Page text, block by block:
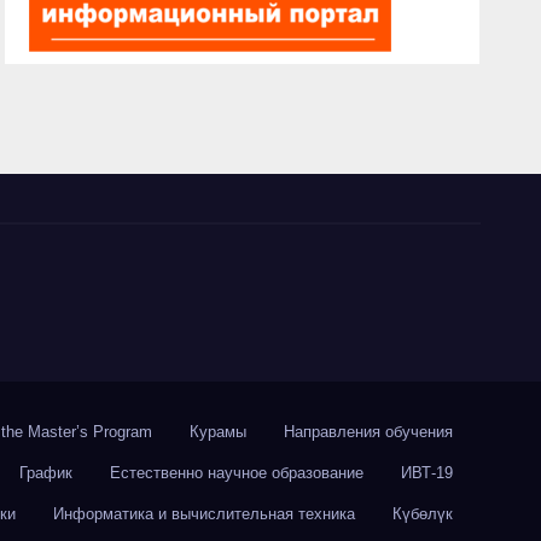
Master’s Program Курамы Направления обучения
График Естественно научное образование ИВТ-19
Информатика и вычислительная техника Күбөлүк